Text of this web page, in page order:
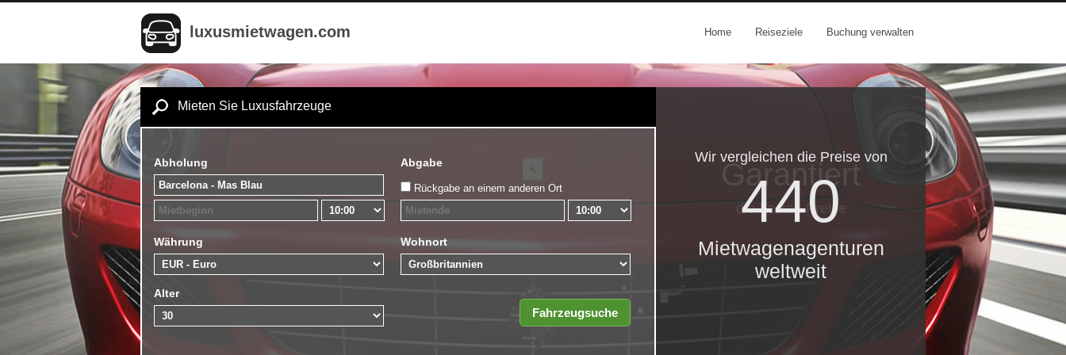
luxusmietwagen.com Home Reiseziele Buchung verwalten
Mieten Sie Luxusfahrzeuge
Abholung Abgabe
Rückgabe an einem anderen Ort
Währung Wohnort
Alter
Wir vergleichen die Preise von
440
Mietwagenagenturen
weltweit
Garantiert
die besten Preise